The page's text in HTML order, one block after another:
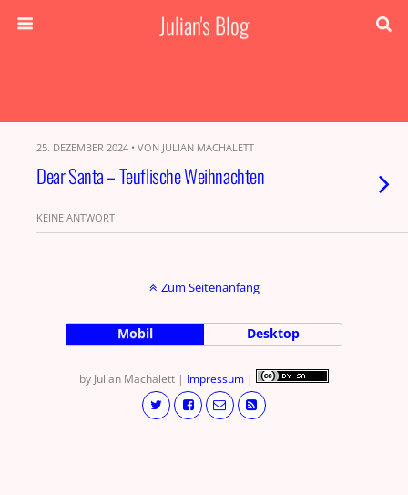
Julian's Blog
25. DEZEMBER 2024 • VON JULIAN MACHALETT
Dear Santa – Teuflische Weihnachten
KEINE ANTWORT
Zum Seitenanfang
Mobil Desktop
by Julian Machalett | Impressum |